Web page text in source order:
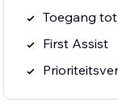
Toegang
First Assist